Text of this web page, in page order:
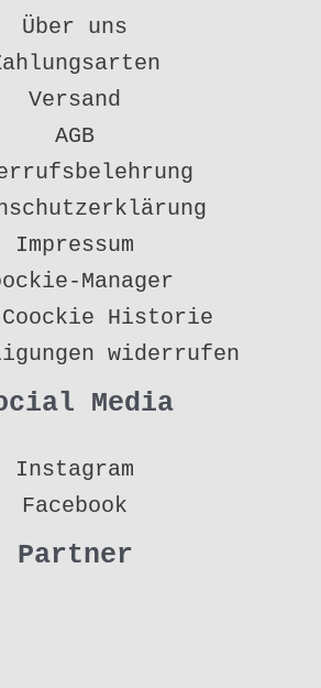
Über uns
Versand
AGB
Impressum
Manager
Historie
widerrufen
Media
Instagram
Facebook
Partner